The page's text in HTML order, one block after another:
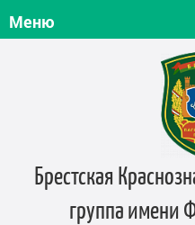
Меню
Брестская
группаимени